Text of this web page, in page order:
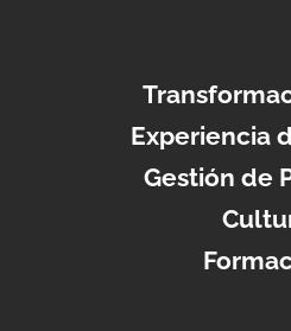
Experiencia
Gestión de